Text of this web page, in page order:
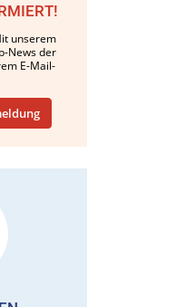
unserem
News der
E-Mail-